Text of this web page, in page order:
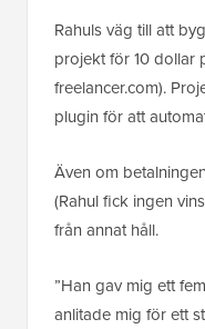
Rahuls väg till att
projekt för 10 dollar
freelancer.com).
plugin för att
Även om
(Rahul fick ingen
från annat håll.
”Han gav mig ett
anlitade mig för ett